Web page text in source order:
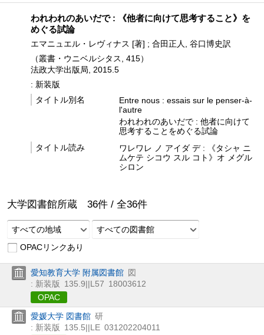
われわれのあいだで : 《他者に向けて思考すること》を
めぐる試論
エマニュエル・レヴィナス [著] ; 合田正人, 谷口博史訳
（叢書・ウニベルシタス, 415）
法政大学出版局, 2015.5
: 新装版
タイトル別名
Entre nous : essais sur le penser-à-
l'autre
われわれのあいだで : 他者に向けて
思考することをめぐる試論
タイトル読み
ワレワレ ノ アイダ デ : 《タシャ ニ
ムケテ シコウ スル コト》オ メグル
シロン
大学図書館所蔵 36件 / 全36件
すべての地域
すべての図書館
OPACリンクあり
愛知教育大学 附属図書館 図
: 新装版 135.9||L57 18003612
OPAC
愛媛大学 図書館 研
: 新装版 135.5||LE 031202204011